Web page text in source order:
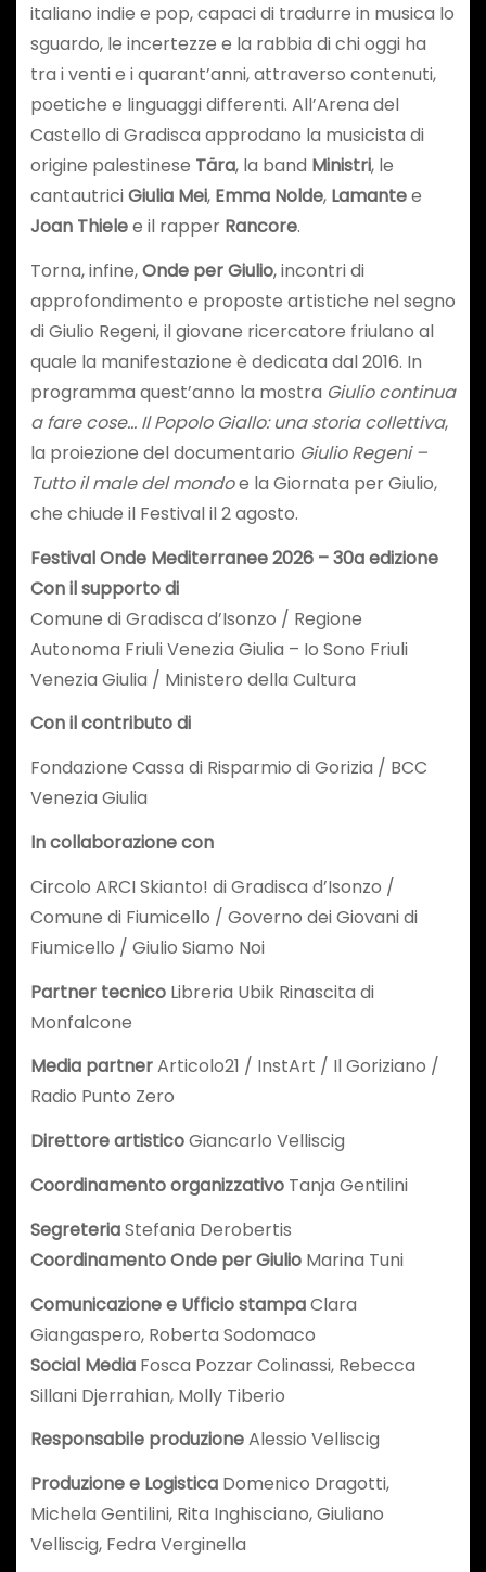
italiano indie e pop, capaci di tradurre in musica lo
sguardo, le incertezze e la rabbia di chi oggi ha
tra i venti e i quarant’anni, attraverso contenuti,
poetiche e linguaggi differenti. All’Arena del
Castello di Gradisca approdano la musicista di
origine palestinese Tära, la band Ministri, le
cantautriciGiulia Mei, Emma Nolde, Lamantee
Joan Thielee il rapper Rancore.
Torna, infine,Onde per Giulio, incontri di
approfondimento e proposte artistiche nel segno
di Giulio Regeni, il giovane ricercatore friulano al
quale la manifestazione è dedicata dal 2016. In
programma quest’anno la mostra Giulio continua
a fare cose… Il Popolo Giallo: una storia collettiva,
la proiezione del documentario Giulio Regeni –
Tutto il male del mondoe la Giornata per Giulio,
che chiude il Festival il 2 agosto.
Festival Onde Mediterranee 2026 – 30a edizione
Con il supporto di
Comune di Gradisca d’Isonzo / Regione
Autonoma Friuli Venezia Giulia – Io Sono Friuli
Venezia Giulia / Ministero della Cultura
Con il contributo di
Fondazione Cassa di Risparmio di Gorizia / BCC
Venezia Giulia
In collaborazione con
Circolo ARCI Skianto! di Gradisca d’Isonzo /
Comune di Fiumicello / Governo dei Giovani di
Fiumicello / Giulio Siamo Noi
Partner tecnico Libreria Ubik Rinascita di
Monfalcone
Media partnerArticolo21 / InstArt / Il Goriziano /
Radio Punto Zero
Direttore artisticoGiancarlo Velliscig
Coordinamento organizzativo Tanja Gentilini
SegreteriaStefania Derobertis
Coordinamento Onde per Giulio Marina Tuni
Comunicazione e Ufficio stampaClara
Giangaspero, Roberta Sodomaco
Social MediaFosca Pozzar Colinassi, Rebecca
Sillani Djerrahian, Molly Tiberio
Responsabile produzioneAlessio Velliscig
Produzione e LogisticaDomenico Dragotti,
Michela Gentilini, Rita Inghisciano, Giuliano
Velliscig, Fedra Verginella